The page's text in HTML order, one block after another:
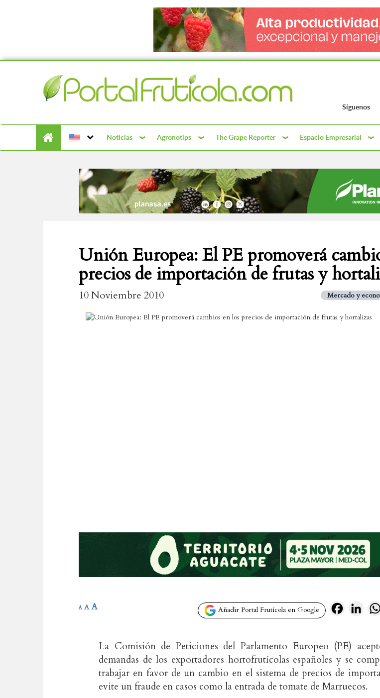
Síguenos
Noticias Agronotips The Grape Reporter Espacio Empresarial
Unión Europea: El PE promoverá
precios de importación de frutas y
10 Noviembre 2010 Mercado y
Añadir Portal Frutícola en Google Facebook
A A A
La Comisión de Peticiones del Parlamento Europeo (PE)
demandas de los exportadores hortofrutícolas españoles y se
trabajar en favor de un cambio en el sistema de precios de
evite un fraude en casos como la entrada de tomate de Marruecos.